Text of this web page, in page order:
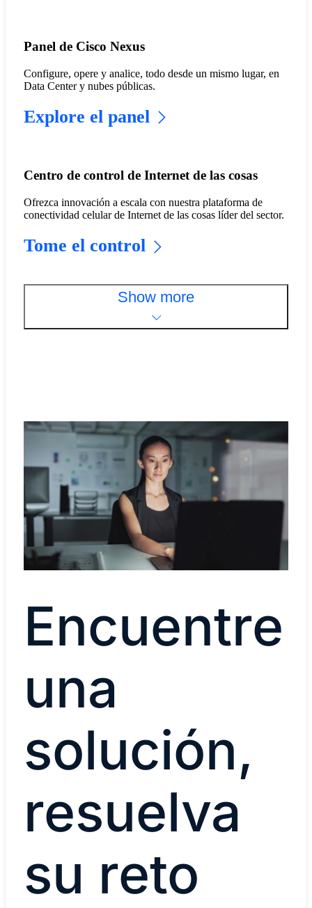
Panel de Cisco Nexus
Configure, opere y analice, todo desde un mismo lugar, en
Data Center y nubes públicas.
Explore el panel
Centro de control de Internet de las cosas
Ofrezca innovación a escala con nuestra plataforma de
conectividad celular de Internet de las cosas líder del sector.
Tome el control
Show more
Encuentre
una
solución,
resuelva
su reto